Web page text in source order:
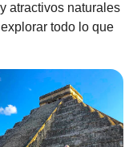
atractivos naturales
todo lo que